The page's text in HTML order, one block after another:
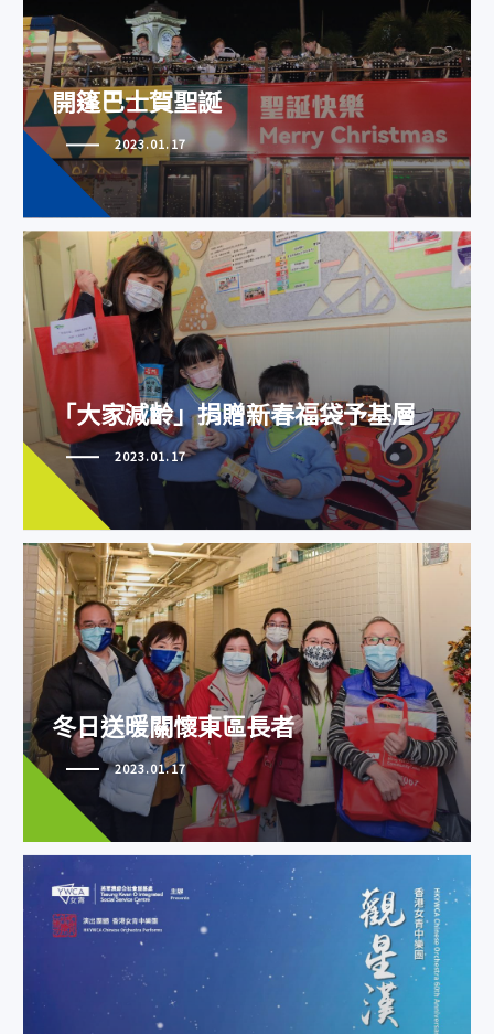
開篷巴士賀聖誕
開篷巴士賀聖誕
2023.01.17
「大家減齡」捐贈新春福袋予基層
「大家減齡」捐贈新春福袋予基層
2023.01.17
冬日送暖關懷東區長者
冬日送暖關懷東區長者
2023.01.17
女青中樂團60周年音樂會 《踏浪